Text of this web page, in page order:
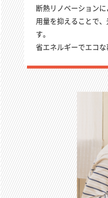
断熱リノベーション
用量を抑えることで
す。
省エネルギーでエコな